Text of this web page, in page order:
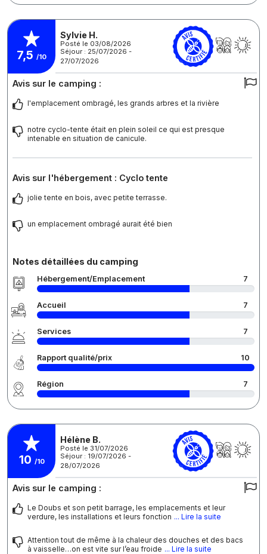
7,5 /10
Sylvie H.
Posté le 03/08/2026
Séjour : 25/07/2026 -
27/07/2026
Avis sur le camping :
l'emplacement ombragé, les grands arbres et la rivière
notre cyclo-tente était en plein soleil ce qui est presque
intenable en situation de canicule.
Avis sur l'hébergement : Cyclo tente
jolie tente en bois, avec petite terrasse.
un emplacement ombragé aurait été bien
Notes détaillées du camping
Hébergement/Emplacement 7
Accueil 7
Services 7
Rapport qualité/prix 10
Région 7
10 /10
Hélène B.
Posté le 31/07/2026
Séjour : 19/07/2026 -
28/07/2026
Avis sur le camping :
Le Doubs et son petit barrage, les emplacements et leur
verdure, les installations et leurs fonction ... Lire la suite
Attention tout de même à la chaleur des douches et des bacs
à vaisselle…on est vite sur l’eau froide ... Lire la suite